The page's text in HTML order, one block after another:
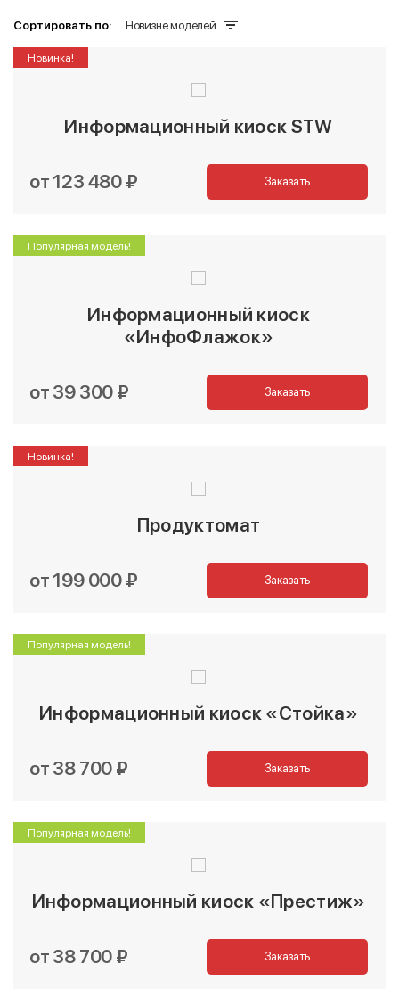
Сортировать по: Новизне моделей
Новинка!
Информационный киоск STW
от 123 480 ₽ Заказать
Популярная модель!
Информационный киоск
«ИнфоФлажок»
от 39 300 ₽ Заказать
Новинка!
Продуктомат
от 199 000 ₽ Заказать
Популярная модель!
Информационный киоск «Стойка»
от 38 700 ₽ Заказать
Популярная модель!
Информационный киоск «Престиж»
от 38 700 ₽ Заказать